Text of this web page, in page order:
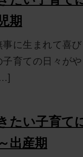
期
事に生まれて喜
子育ての日々が
たい子育
出産期